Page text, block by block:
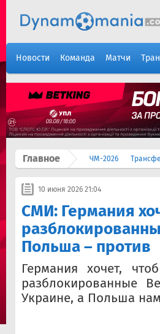
Новости Команда Матчи
Главное ЧМ-2026
10 июня 2026 21:04
СМИ: Германия
Польша – против
Германия хочет,
разблокированные
Украине, а Польша